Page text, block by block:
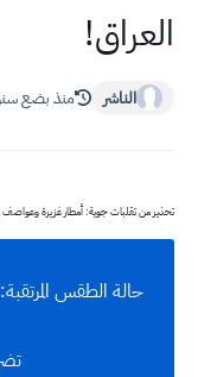
العراق!
الناشر منذ بضع
تحذير من تقلبات جوية: أمطار غزيرة
حالة الطقس